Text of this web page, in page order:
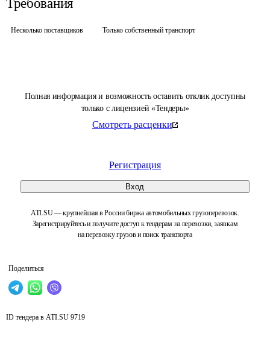
Полная информация и возможность оставить отклик доступны
только с лицензией «Тендеры»
Смотреть расценки
Регистрация
Вход
ATI.SU — крупнейшая в России биржа автомобильных грузоперевозок.
Зарегистрируйтесь и получите доступ к тендерам на перевозки, заявкам
на перевозку грузов и поиск транспорта
Поделиться
Требования
Несколько поставщиков Только собственный транспорт
ID тендера в ATI.SU 9719